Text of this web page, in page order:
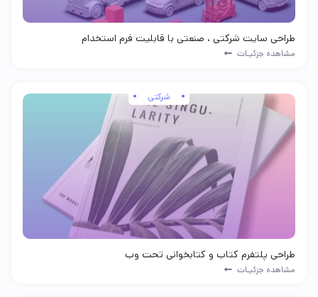
طراحی سایت شرکتی ، صنعتی با قابلیت فرم استخدام
مشاهده جزئیـات
شرکتی
طراحی پلتفرم کتاب و کتابخوانی تحت وب
مشاهده جزئیـات